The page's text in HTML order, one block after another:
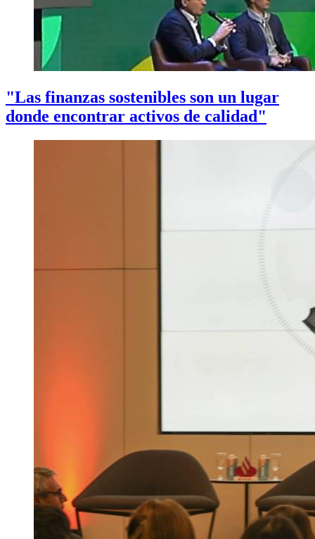
"Las finanzas sostenibles son un lugar
donde encontrar activos de calidad"